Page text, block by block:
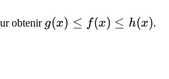
obtenir g(x)
g(x) ≤ f(x) ≤ h(x).